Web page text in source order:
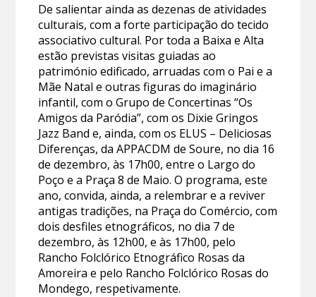
De salientar ainda as dezenas de atividades
culturais, com a forte participação do tecido
associativo cultural. Por toda a Baixa e Alta
estão previstas visitas guiadas ao
património edificado, arruadas com o Pai e a
Mãe Natal e outras figuras do imaginário
infantil, com o Grupo de Concertinas “Os
Amigos da Paródia”, com os Dixie Gringos
Jazz Band e, ainda, com os ELUS – Deliciosas
Diferenças, da APPACDM de Soure, no dia 16
de dezembro, às 17h00, entre o Largo do
Poço e a Praça 8 de Maio. O programa, este
ano, convida, ainda, a relembrar e a reviver
antigas tradições, na Praça do Comércio, com
dois desfiles etnográficos, no dia 7 de
dezembro, às 12h00, e às 17h00, pelo
Rancho Folclórico Etnográfico Rosas da
Amoreira e pelo Rancho Folclórico Rosas do
Mondego, respetivamente.